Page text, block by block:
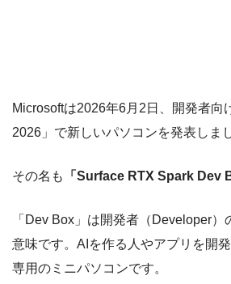
Microsoftは2026年6月2日、開発者向
2026」で新しいパソコンを発表しま
その名も 「Surface RTX Spark Dev
「Dev Box」は開発者（Developer）
意味です。AIを作る人やアプリを開発
専用のミニパソコンです。